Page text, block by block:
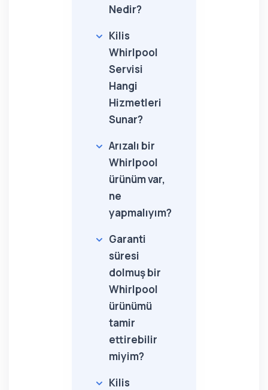
Nedir?
Kilis
Whirlpool
Servisi
Hangi
Hizmetleri
Sunar?
Arızalı bir
Whirlpool
ürünüm var,
ne
yapmalıyım?
Garanti
süresi
dolmuş bir
Whirlpool
ürünümü
tamir
ettirebilir
miyim?
Kilis